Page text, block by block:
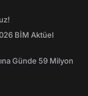
BİM Aktüel
Günde 59 Milyon